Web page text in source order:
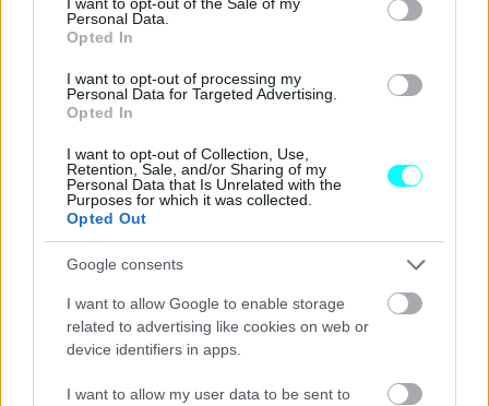
Personal Data.
Opted In
I want to opt-out of processing my
Personal Data for Targeted Advertising.
Opted In
I want to opt-out of Collection, Use,
Retention, Sale, and/or Sharing of my
Personal Data that Is Unrelated with the
Purposes for which it was collected.
Opted Out
Google consents
I want to allow Google to enable storage
related to advertising like cookies on web or
device identifiers in apps.
I want to allow my user data to be sent to